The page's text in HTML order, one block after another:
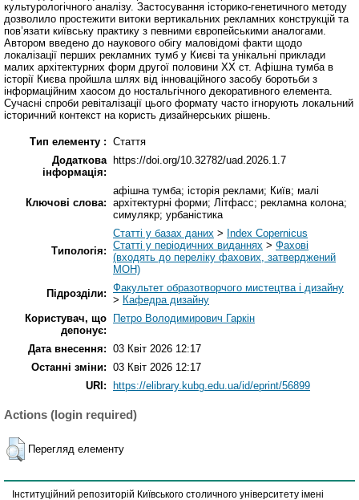
культурологічного аналізу. Застосування історико-генетичного методу
дозволило простежити витоки вертикальних рекламних конструкцій та
пов’язати київську практику з певними європейськими аналогами.
Автором введено до наукового обігу маловідомі факти щодо
локалізації перших рекламних тумб у Києві та унікальні приклади
малих архітектурних форм другої половини XX ст. Афішна тумба в
історії Києва пройшла шлях від інноваційного засобу боротьби з
інформаційним хаосом до ностальгічного декоративного елемента.
Сучасні спроби ревіталізації цього формату часто ігнорують локальний
історичний контекст на користь дизайнерських рішень.
Тип елементу : Стаття
Додаткова
інформація:
https://doi.org/10.32782/uad.2026.1.7
Ключові слова:
афішна тумба; історія реклами; Київ; малі
архітектурні форми; Літфасс; рекламна колона;
симулякр; урбаністика
Типологія:
Статті у базах даних > Index Copernicus
Статті у періодичних виданнях > Фахові
(входять до переліку фахових, затверджений
МОН)
Підрозділи: Факультет образотворчого мистецтва і дизайну
> Кафедра дизайну
Користувач, що
депонує:
Петро Володимирович Гаркін
Дата внесення: 03 Квіт 2026 12:17
Останні зміни: 03 Квіт 2026 12:17
URI:
https://elibrary.kubg.edu.ua/id/eprint/56899
Actions (login required)
Перегляд елементу
Інституційний репозиторій Київського столичного університету імені